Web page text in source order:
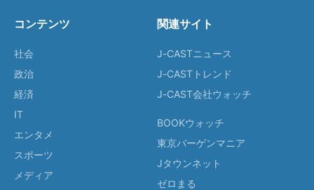
コンテンツ
社会
政治
経済
IT
エンタメ
スポーツ
メディア
関連サイト
J-CASTニュース
J-CASTトレンド
J-CAST会社ウォッチ
BOOKウォッチ
東京バーゲンマニア
Jタウンネット
ゼロまる